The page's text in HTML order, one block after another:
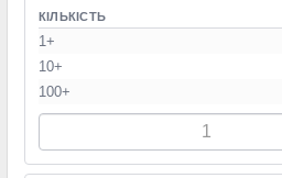
КІЛЬКІСТЬ
1+
10+
100+